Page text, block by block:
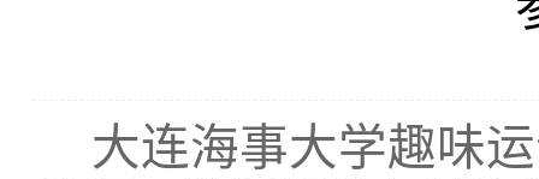
大连海事大学趣味